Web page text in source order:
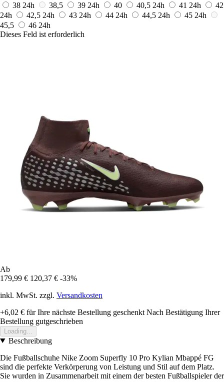
38 24h 38,5 39 24h 40 40,5 24h 41 24h
42
24h
42,5 24h 43 24h 44 24h 44,5 24h 45 24h
45,5
46 24h
Dieses Feld ist erforderlich
Ab
179,99 € 120,37 € -33%
inkl. MwSt. zzgl. Versandkosten
+6,02 € für Ihre nächste Bestellung geschenkt Nach Bestätigung Ihrer
Bestellung gutgeschrieben
Loading...
Beschreibung
Die Fußballschuhe Nike Zoom Superfly 10 Pro Kylian Mbappé FG
sind die perfekte Verkörperung von Leistung und Stil auf dem Platz.
Sie wurden in Zusammenarbeit mit einem der besten Fußballspieler der